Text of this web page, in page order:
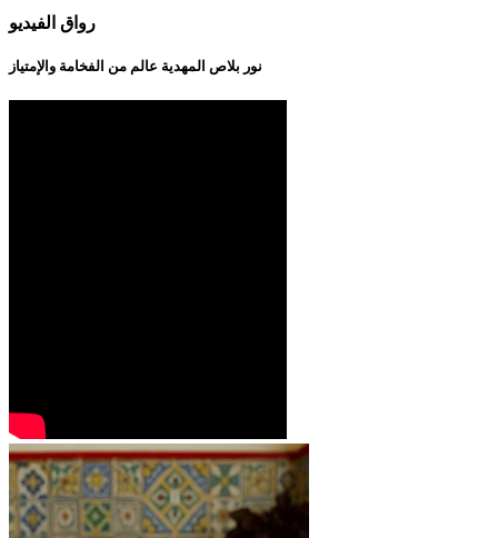
رواق الفيديو
نور بلاص المهدية عالم من الفخامة والإمتياز